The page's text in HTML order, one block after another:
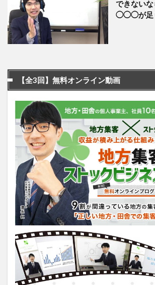
できない
◯◯◯が足
【全3回】無料オンライン動画